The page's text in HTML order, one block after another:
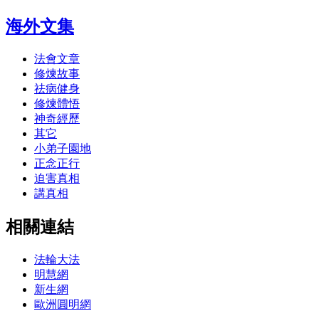
海外文集
法會文章
修煉故事
祛病健身
修煉體悟
神奇經歷
其它
小弟子園地
正念正行
迫害真相
講真相
相關連結
法輪大法
明慧網
新生網
歐洲圓明網